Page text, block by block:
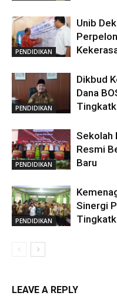
PENDIDIKAN
Unib
PENDIDIKAN
Dikbud
Dana
PENDIDIKAN
Sekolah
Resmi
Baru
PENDIDIKAN
Sinergi
LEAVE A REPLY